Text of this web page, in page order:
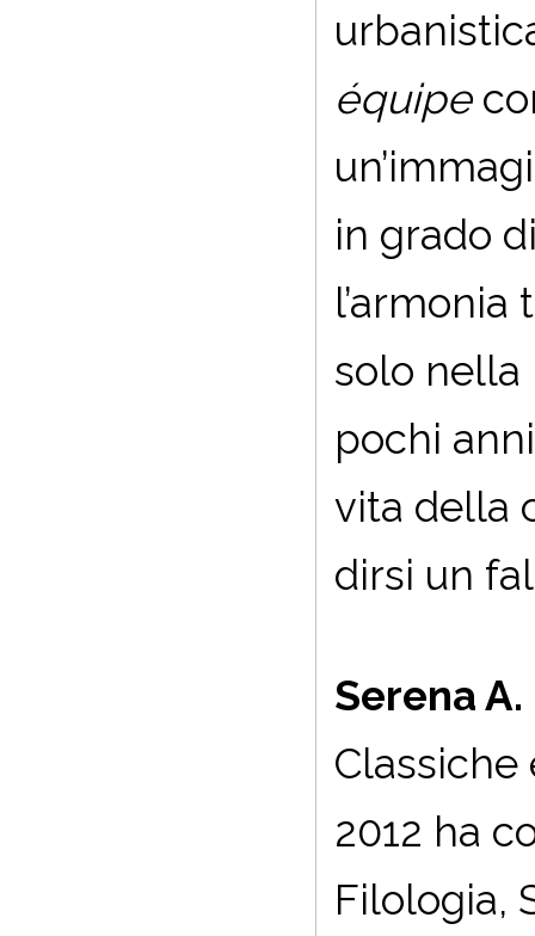
équipe
in grado
solo nella
pochi
vita della
dirsi un
Serena
Classiche
2012 ha
Filologia,